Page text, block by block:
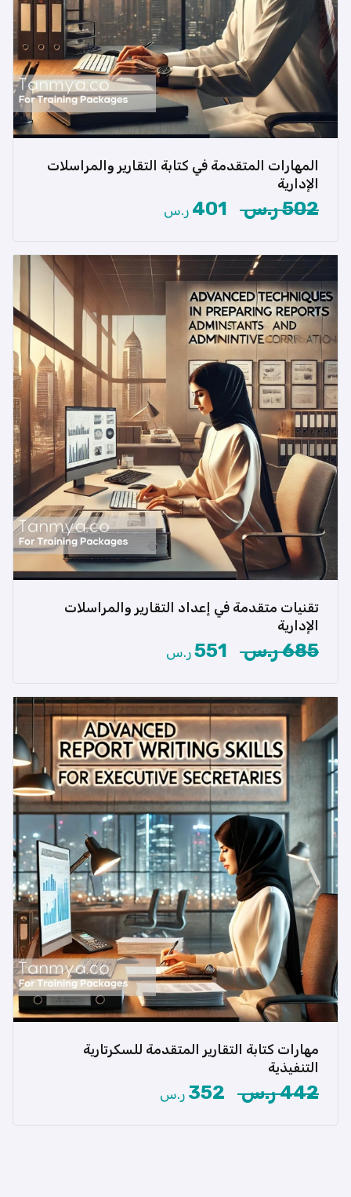
هل تبحث عن تحسين مهاراتك في كتابة التقارير
والمراسلات الإدارية؟ تقدم […]
عرض المزيد
المهارات المتقدمة في كتابة التقارير والمراسلات
الإدارية
502 ر.س 401 ر.س
هل تطمح لإتقان فن إعداد التقارير وتحسين المراسلات
الإدارية؟ حقيبتنا التدريبية […]
عرض المزيد
تقنيات متقدمة في إعداد التقارير والمراسلات
الإدارية
685 ر.س 551ر.س
هل ترغب في تعزيز مهاراتك في كتابة التقارير لتصبح
سكرتيرًا تنفيذيًا […]
عرض المزيد
مهارات كتابة التقارير المتقدمة للسكرتارية
التنفيذية
442 ر.س 352 ر.س